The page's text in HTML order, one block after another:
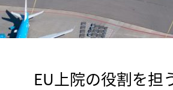
EU上院の役割を担